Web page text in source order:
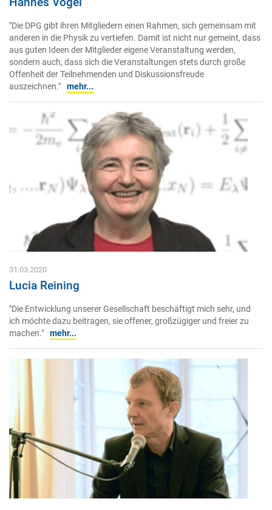
"Die DPG gibt ihren Mitgliedern einen Rahmen, sich gemeinsam mit
anderen in die Physik zu vertiefen. Damit ist nicht nur gemeint, dass
aus guten Ideen der Mitglieder eigene Veranstaltung werden,
sondern auch, dass sich die Veranstaltungen stets durch große
Offenheit der Teilnehmenden und Diskussionsfreude
auszeichnen." mehr...
31.03.2020
Lucia Reining
"Die Entwicklung unserer Gesellschaft beschäftigt mich sehr, und
ich möchte dazu beitragen, sie offener, großzügiger und freier zu
machen." mehr...